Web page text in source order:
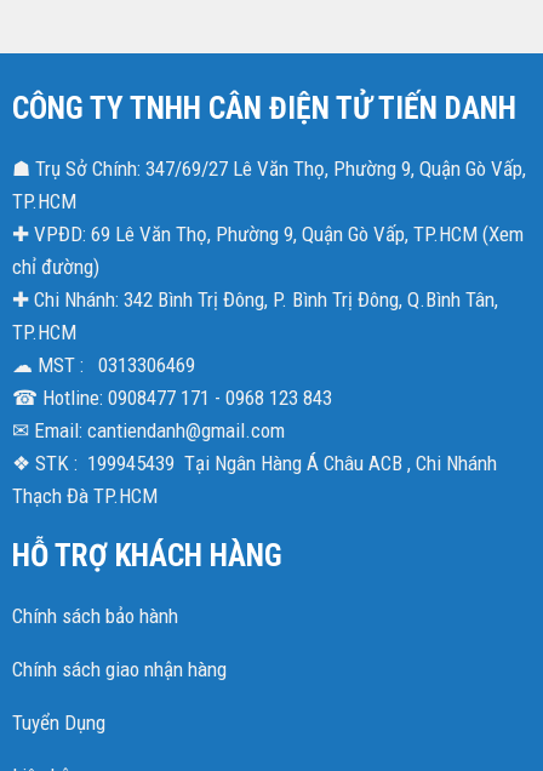
CÔNG TY TNHH CÂN ĐIỆN TỬ TIẾN DANH
☗ Trụ Sở Chính: 347/69/27 Lê Văn Thọ, Phường 9, Quận Gò Vấp,
TP.HCM
✚ VPĐD: 69 Lê Văn Thọ, Phường 9, Quận Gò Vấp, TP.HCM (Xem
chỉ đường)
✚ Chi Nhánh: 342 Bình Trị Đông, P. Bình Trị Đông, Q.Bình Tân,
TP.HCM
☁ MST : 0313306469
☎ Hotline: 0908477 171 - 0968 123 843
✉ Email: cantiendanh@gmail.com
❖ STK : 199945439 Tại Ngân Hàng Á Châu ACB , Chi Nhánh
Thạch Đà TP.HCM
HỖ TRỢ KHÁCH HÀNG
Chính sách bảo hành
Chính sách giao nhận hàng
Tuyển Dụng